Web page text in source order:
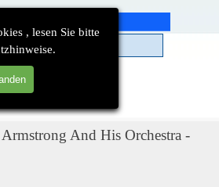
, lesen Sie bitte
Menü überspringen
And His Orchestra -